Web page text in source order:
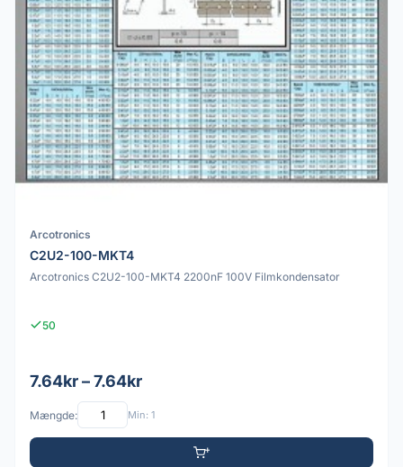
Arcotronics
C2U2-100-MKT4
Arcotronics C2U2-100-MKT4 2200nF 100V Filmkondensator
50
7.64kr – 7.64kr
Mængde: Min: 1